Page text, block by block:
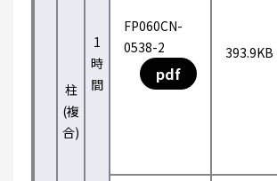
柱
(複
合)
1
時
間
FP060CN-
0538-2
pdf
393.9KB